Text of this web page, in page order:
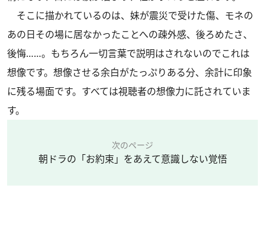
そこに描かれているのは、妹が震災で受けた傷、モネの
あの日その場に居なかったことへの疎外感、後ろめたさ、
後悔……。もちろん一切言葉で説明はされないのでこれは
想像です。想像させる余白がたっぷりある分、余計に印象
に残る場面です。すべては視聴者の想像力に託されていま
す。
次のページ
朝ドラの「お約束」をあえて意識しない覚悟